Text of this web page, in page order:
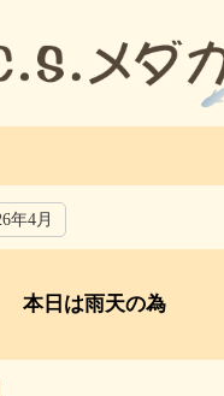
年4月
本日は雨天の為